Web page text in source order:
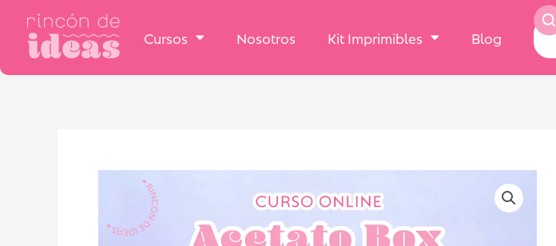
Cursos Nosotros Kit Imprimibles Blog